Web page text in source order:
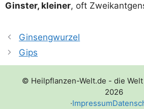
Gins­ter, klei­ner, oft
Ginsengwurzel
Gips
© Heilpflanzen-Welt.de - die
2026
·Impressum